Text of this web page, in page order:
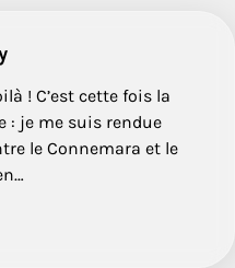
! C’est cette fois la
: je me suis rendue
le Connemara et le